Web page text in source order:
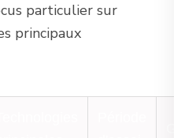
particulier sur
principaux